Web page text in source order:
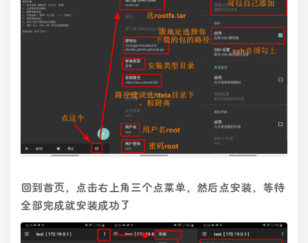
回到首页，点击右上角三个点菜单，然后点安装，等待
全部完成就安装成功了